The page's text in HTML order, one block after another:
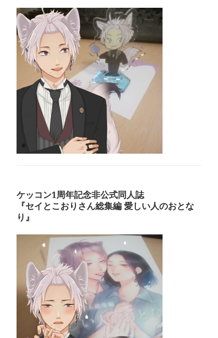
ケッコン1周年記念非公式同人誌
『セイとこおりさん総集編 愛しい人のおとな
り』